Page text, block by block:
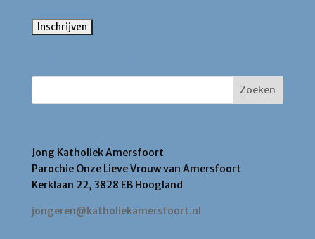
Jong Katholiek Amersfoort
Parochie Onze Lieve Vrouw van Amersfoort
Kerklaan 22, 3828 EB Hoogland
jongeren@katholiekamersfoort.nl